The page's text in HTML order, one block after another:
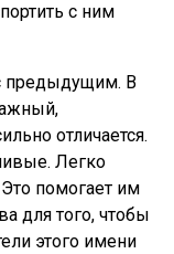
с ним
предыдущим. В
отличается.
Легко
помогает им
для того, чтобы
этого имени